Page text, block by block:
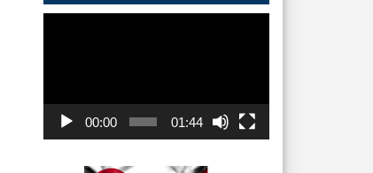
00:00 01:44